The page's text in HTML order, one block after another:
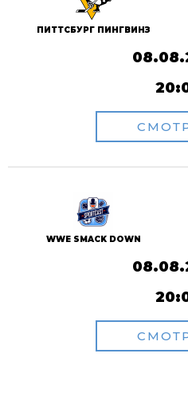
ПИТТСБУРГ ПИНГВИНЗ
WWE SMACK DOWN